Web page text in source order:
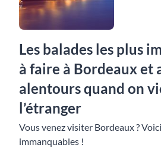
Les balades les plus
à faire à Bordeaux et
alentours quand on
l’étranger
Vous venez visiter Bordeaux ?
immanquables !